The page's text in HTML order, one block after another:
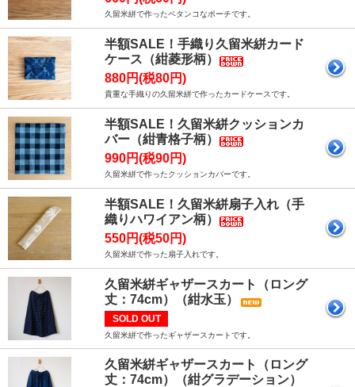
久留米絣で作ったペタンコなポーチです。
半額SALE！手織り久留米絣カード
ケース（紺菱形柄）
880円(税80円)
貴重な手織りの久留米絣で作ったカードケースです。
半額SALE！久留米絣クッションカ
バー（紺青格子柄）
990円(税90円)
久留米絣で作ったクッションカバーです。
半額SALE！久留米絣扇子入れ（手
織りハワイアン柄）
550円(税50円)
久留米絣で作った扇子入れです。
久留米絣ギャザースカート（ロング
丈：74cm）（紺水玉）
SOLD OUT
久留米絣で作ったギャザースカートです。
久留米絣ギャザースカート（ロング
丈：74cm）（紺グラデーション）